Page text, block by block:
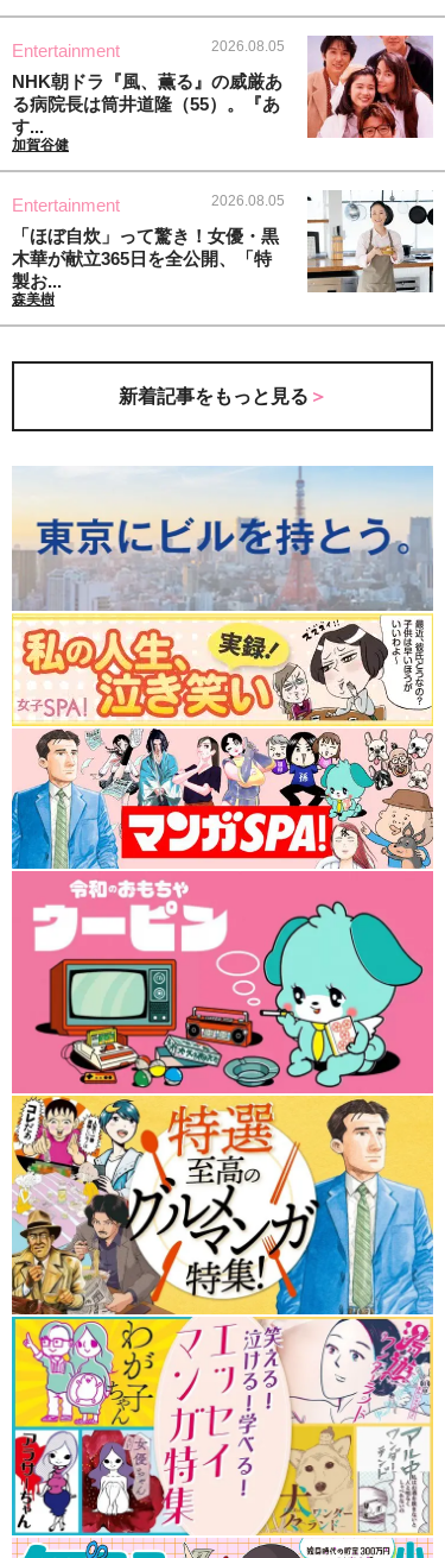
Entertainment 2026.08.05
NHK朝ドラ『風、薫る』の威厳あ
る病院長は筒井道隆（55）。『あ
す...
加賀谷健
Entertainment 2026.08.05
「ほぼ自炊」って驚き！女優・黒
木華が献立365日を全公開、「特
製お...
森美樹
新着記事をもっと見る